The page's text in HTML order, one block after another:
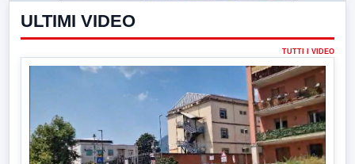
ULTIMI VIDEO
TUTTI I VIDEO